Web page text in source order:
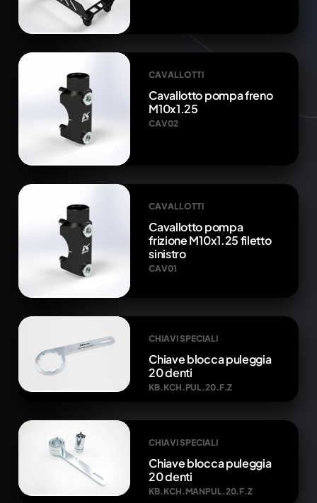
CAVALLOTTI
Cavallotto pompa freno
M10x1.25
CAV02
CAVALLOTTI
Cavallotto pompa
frizione M10x1.25 filetto
sinistro
CAV01
CHIAVI SPECIALI
Chiave blocca puleggia
20 denti
KB.KCH.PUL.20.F.Z
CHIAVI SPECIALI
Chiave blocca puleggia
20 denti
KB.KCH.MANPUL.20.F.Z